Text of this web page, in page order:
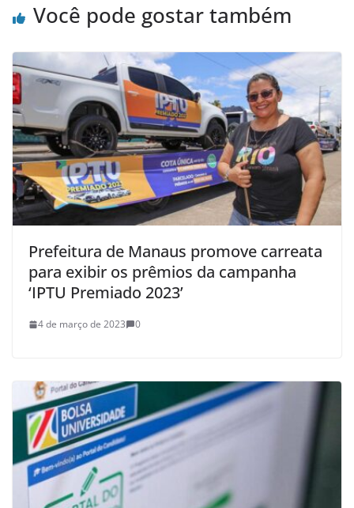
Você pode gostar também
Prefeitura de Manaus promove carreata
para exibir os prêmios da campanha
‘IPTU Premiado 2023’
4 de março de 2023 0